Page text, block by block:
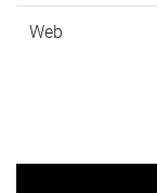
Web